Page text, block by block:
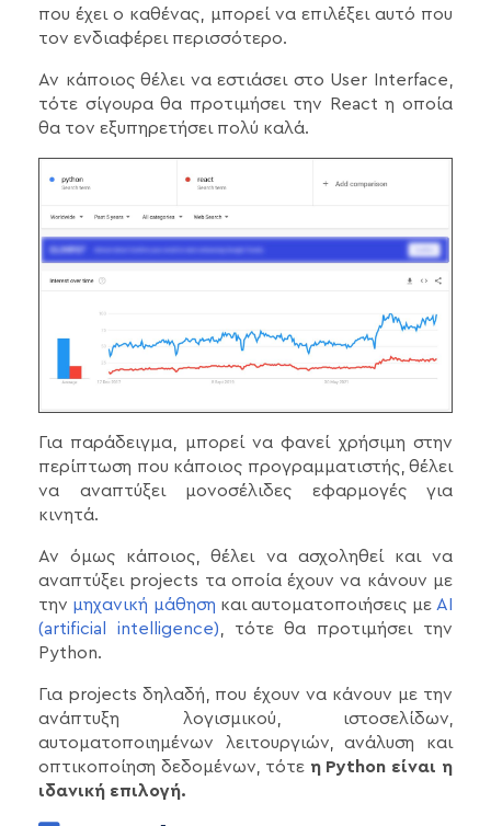
που έχει ο καθένας, μπορεί να επιλέξει αυτό που
τον ενδιαφέρει περισσότερο.
Αν κάποιος θέλει να εστιάσει στο User Interface,
τότε σίγουρα θα προτιμήσει την React η οποία
θα τον εξυπηρετήσει πολύ καλά.
Για παράδειγμα, μπορεί να φανεί χρήσιμη στην
περίπτωση που κάποιος προγραμματιστής, θέλει
να αναπτύξει μονοσέλιδες εφαρμογές για
κινητά.
Αν όμως κάποιος, θέλει να ασχοληθεί και να
αναπτύξει projects τα οποία έχουν να κάνουν με
την μηχανική μάθηση και αυτοματοποιήσεις με AI
(artificial intelligence) , τότε θα προτιμήσει την
Python.
Για projects δηλαδή, που έχουν να κάνουν με την
ανάπτυξη λογισμικού, ιστοσελίδων,
αυτοματοποιημένων λειτουργιών, ανάλυση και
οπτικοποίηση δεδομένων, τότε η Python είναι η
ιδανική επιλογή.